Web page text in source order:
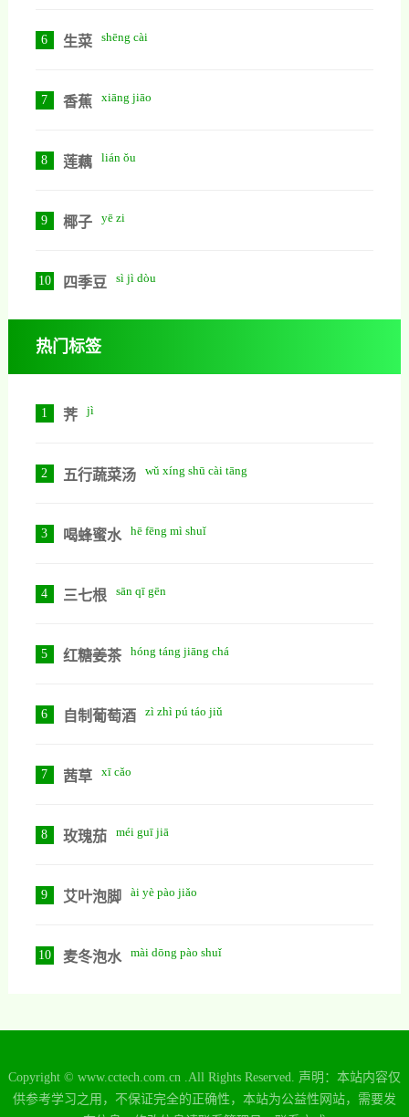
6 生菜 shēng cài
7 香蕉 xiāng jiāo
8 莲藕 lián ǒu
9 椰子 yē zi
10 四季豆 sì jì dòu
热门标签
1 荠 jì
2 五行蔬菜汤 wǔ xíng shū cài tāng
3 喝蜂蜜水 hē fēng mì shuǐ
4 三七根 sān qī gēn
5 红糖姜茶 hóng táng jiāng chá
6 自制葡萄酒 zì zhì pú táo jiǔ
7 茜草 xī cǎo
8 玫瑰茄 méi guī jiā
9 艾叶泡脚 ài yè pào jiǎo
10 麦冬泡水 mài dōng pào shuǐ
Copyright © www.cctech.com.cn .All Rights Reserved. 声明：本站内容仅
供参考学习之用，不保证完全的正确性，本站为公益性网站，需要发